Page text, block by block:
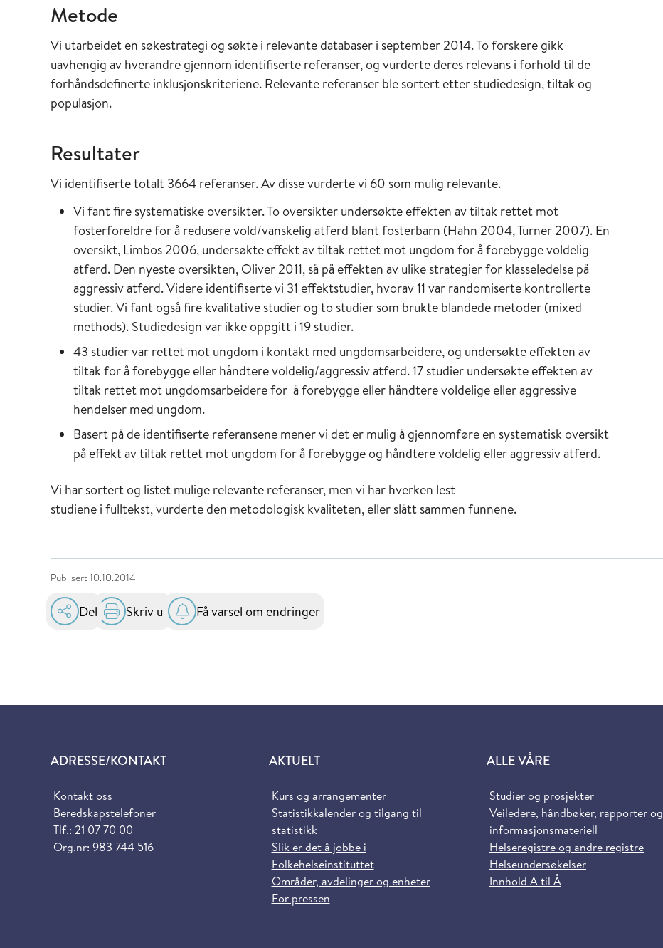
Metode
Vi utarbeidet en søkestrategi og søkte i relevante databaser i september 2014. To forskere gikk
uavhengig av hverandre gjennom identifiserte referanser, og vurderte deres relevans i forhold til de
forhåndsdefinerte inklusjonskriteriene. Relevante referanser ble sortert etter studiedesign, tiltak og
populasjon.
Resultater
Vi identifiserte totalt 3664 referanser. Av disse vurderte vi 60 som mulig relevante.
Vi fant fire systematiske oversikter. To oversikter undersøkte effekten av tiltak rettet mot
fosterforeldre for å redusere vold/vanskelig atferd blant fosterbarn (Hahn 2004, Turner 2007). En
oversikt, Limbos 2006, undersøkte effekt av tiltak rettet mot ungdom for å forebygge voldelig
atferd. Den nyeste oversikten, Oliver 2011, så på effekten av ulike strategier for klasseledelse på
aggressiv atferd. Videre identifiserte vi 31 effektstudier, hvorav 11 var randomiserte kontrollerte
studier. Vi fant også fire kvalitative studier og to studier som brukte blandede metoder (mixed
methods). Studiedesign var ikke oppgitt i 19 studier.
43 studier var rettet mot ungdom i kontakt med ungdomsarbeidere, og undersøkte effekten av
tiltak for å forebygge eller håndtere voldelig/aggressiv atferd. 17 studier undersøkte effekten av
tiltak rettet mot ungdomsarbeidere for å forebygge eller håndtere voldelige eller aggressive
hendelser med ungdom.
Basert på de identifiserte referansene mener vi det er mulig å gjennomføre en systematisk oversikt
på effekt av tiltak rettet mot ungdom for å forebygge og håndtere voldelig eller aggressiv atferd.
Vi har sortert og listet mulige relevante referanser, men vi har hverken lest
studiene i fulltekst, vurderte den metodologisk kvaliteten, eller slått sammen funnene.
Publisert10.10.2014
Del Skriv ut Få varsel om endringer
ADRESSE/KONTAKT
Kontakt oss
Beredskapstelefoner
Tlf.: 21 07 70 00
Org.nr: 983 744 516
AKTUELT
Kurs og arrangementer
Statistikkalender og tilgang til
statistikk
Slik er det å jobbe i
Folkehelseinstituttet
Områder, avdelinger og enheter
For pressen
ALLE VÅRE
Studier og prosjekter
Veiledere, håndbøker, rapporter og
informasjonsmateriell
Helseregistre og andre registre
Helseundersøkelser
Innhold A til Å